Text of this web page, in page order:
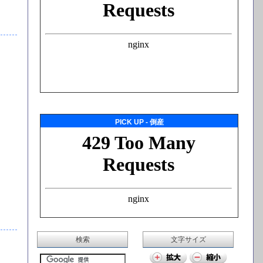
PICK UP - 倒産
検索 文字サイズ